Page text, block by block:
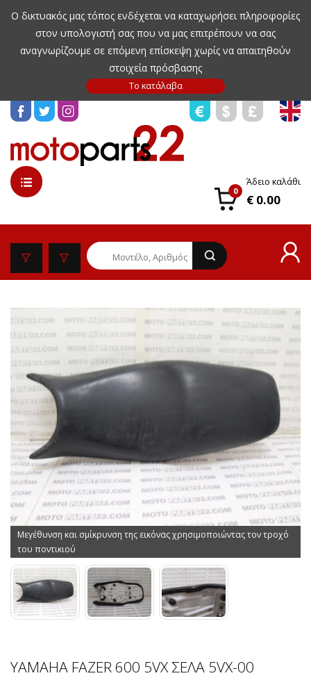
Ο δικτυακός μας τόπος ενδέχεται να καταχωρήσει πληροφορίες
στον υπολογιστή σας που να μας επιτρέπουν να σας
αναγνωρίζουμε σε επόμενη επίσκεψη χωρίς να απαιτηθούν
στοιχεία πρόσβασης
0
Άδειο καλάθι
€ 0.00
Μεγέθυνση και σμίκρυνση της εικόνας χρησιμοποιώντας τον τροχό
του ποντικιού
YAMAHA FAZER 600 5VX ΣΕΛΑ 5VX-00